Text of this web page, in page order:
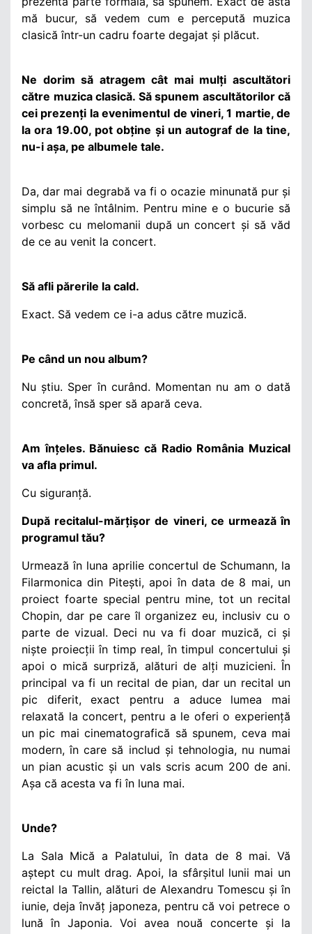
mă bucur, să vedem cum e percepută muzica
clasică într-un cadru foarte degajat și plăcut.
Ne dorim să atragem cât mai mulți ascultători
către muzica clasică. Să spunem ascultătorilor că
cei prezenți la evenimentul de vineri, 1 martie, de
la ora 19.00, pot obține și un autograf de la tine,
nu-i așa, pe albumele tale.
Da, dar mai degrabă va fi o ocazie minunată pur și
simplu să ne întâlnim. Pentru mine e o bucurie să
vorbesc cu melomanii după un concert și să văd
de ce au venit la concert.
Să afli părerile la cald.
Exact. Să vedem ce i-a adus către muzică.
Pe când un nou album?
Nu știu. Sper în curând. Momentan nu am o dată
concretă, însă sper să apară ceva.
Am înțeles. Bănuiesc că Radio România Muzical
va afla primul.
Cu siguranță.
După recitalul-mărțișor de vineri, ce urmează în
programul tău?
Urmează în luna aprilie concertul de Schumann, la
Filarmonica din Pitești, apoi în data de 8 mai, un
proiect foarte special pentru mine, tot un recital
Chopin, dar pe care îl organizez eu, inclusiv cu o
parte de vizual. Deci nu va fi doar muzică, ci și
niște proiecții în timp real, în timpul concertului și
apoi o mică surpriză, alături de alți muzicieni. În
principal va fi un recital de pian, dar un recital un
pic diferit, exact pentru a aduce lumea mai
relaxată la concert, pentru a le oferi o experiență
un pic mai cinematografică să spunem, ceva mai
modern, în care să includ și tehnologia, nu numai
un pian acustic și un vals scris acum 200 de ani.
Așa că acesta va fi în luna mai.
Unde?
La Sala Mică a Palatului, în data de 8 mai. Vă
aștept cu mult drag. Apoi, la sfârșitul lunii mai un
reictal la Tallin, alături de Alexandru Tomescu și în
iunie, deja învăț japoneza, pentru că voi petrece o
lună în Japonia. Voi avea nouă concerte și la